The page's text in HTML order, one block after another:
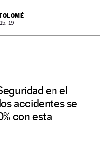
19
en el
accidentes se
con esta